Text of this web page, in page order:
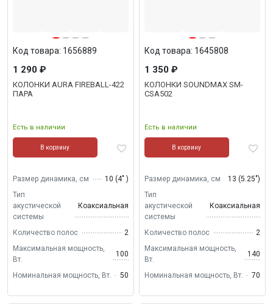
КОЛОНКИ AURA FIREBALL-422
ПАРА
Есть в наличии
Код товара: 1656889
1 290 ₽
В корзину
Размер динамика, см
10 (4" )
Тип
акустической
системы
Коаксиальная
Количество полос
2
Максимальная мощность,
Вт.
100
Номинальная мощность, Вт. 50
КОЛОНКИ SOUNDMAX SM-
CSA502
Есть в наличии
Код товара: 1645808
1 350 ₽
В корзину
Размер динамика, см
13 (5.25")
Тип
акустической
системы
Коаксиальная
Количество полос
2
Максимальная мощность,
Вт.
140
Номинальная мощность, Вт. 70